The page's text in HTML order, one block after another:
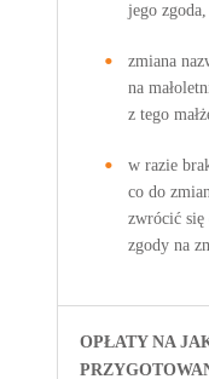
jego zgoda,
zmiana
na
z tego
w razie
co do
zwrócić się
zgody na
OPŁATY NA